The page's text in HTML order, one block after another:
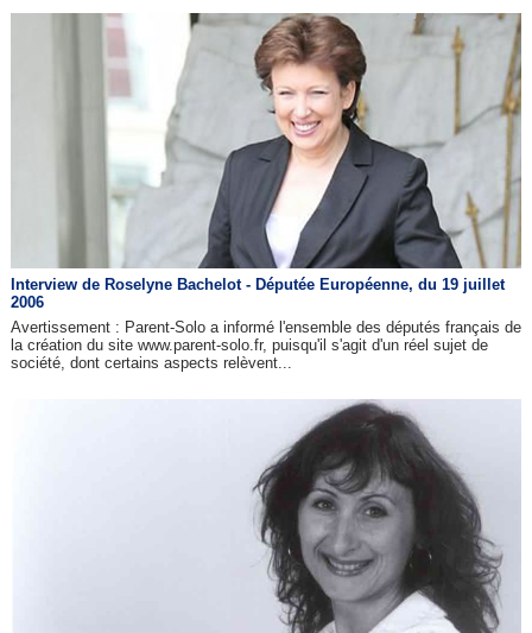
Interview de Roselyne Bachelot - Députée Européenne, du 19 juillet
2006
Avertissement : Parent-Solo a informé l'ensemble des députés français de
la création du site www.parent-solo.fr, puisqu'il s'agit d'un réel sujet de
société, dont certains aspects relèvent...